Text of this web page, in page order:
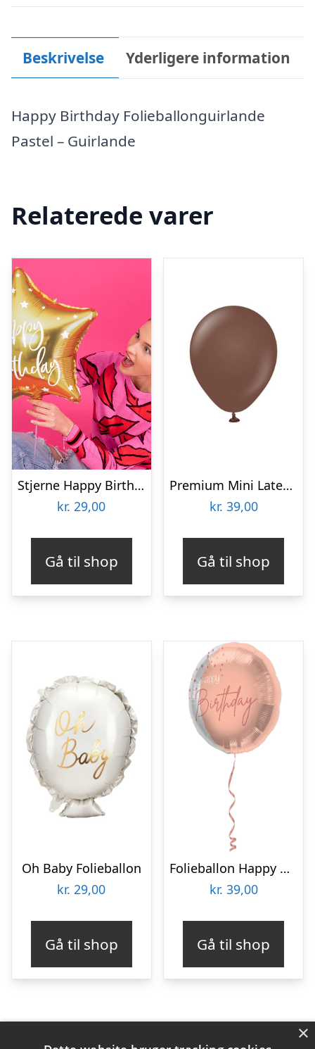
Beskrivelse Yderligere information
Happy Birthday Folieballonguirlande
Pastel – Guirlande
Relaterede varer
Stjerne Happy Birthday Folieballon Guld
kr. 29,00
Gå til shop
Premium Mini Latexballoner Chocolate Brown
kr. 39,00
Gå til shop
Oh Baby Folieballon
kr. 29,00
Gå til shop
Folieballon Happy Birthday Lush Blush
kr. 39,00
Gå til shop
×